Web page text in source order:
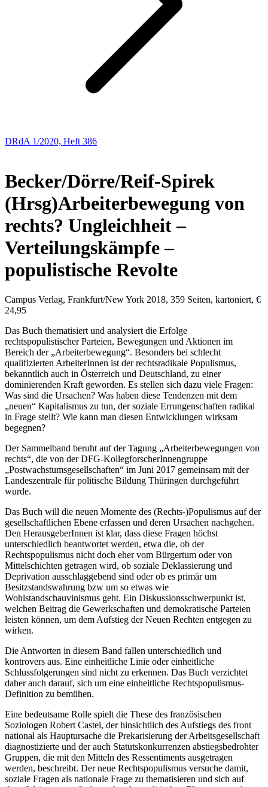
DRdA 1/2020, Heft 386
Becker/Dörre/Reif-Spirek
(Hrsg)Arbeiterbewegung von
rechts? Ungleichheit –
Verteilungskämpfe –
populistische Revolte
Campus Verlag, Frankfurt/New York 2018, 359 Seiten, kartoniert, €
24,95
Das Buch thematisiert und analysiert die Erfolge
rechtspopulistischer Parteien, Bewegungen und Aktionen im
Bereich der „Arbeiterbewegung“. Besonders bei schlecht
qualifizierten ArbeiterInnen ist der rechtsradikale Populismus,
bekanntlich auch in Österreich und Deutschland, zu einer
dominierenden Kraft geworden. Es stellen sich dazu viele Fragen:
Was sind die Ursachen? Was haben diese Tendenzen mit dem
„neuen“ Kapitalismus zu tun, der soziale Errungenschaften radikal
in Frage stellt? Wie kann man diesen Entwicklungen wirksam
begegnen?
Der Sammelband beruht auf der Tagung „Arbeiterbewegungen von
rechts“, die von der DFG-KollegforscherInnengruppe
„Postwachstumsgesellschaften“ im Juni 2017 gemeinsam mit der
Landeszentrale für politische Bildung Thüringen durchgeführt
wurde.
Das Buch will die neuen Momente des (Rechts-)Populismus auf der
gesellschaftlichen Ebene erfassen und deren Ursachen nachgehen.
Den HerausgeberInnen ist klar, dass diese Fragen höchst
unterschiedlich beantwortet werden, etwa die, ob der
Rechtspopulismus nicht doch eher vom Bürgertum oder von
Mittelschichten getragen wird, ob soziale Deklassierung und
Deprivation ausschlaggebend sind oder ob es primär um
Besitzstandswahrung bzw um so etwas wie
Wohlstandschauvinismus geht. Ein Diskussionsschwerpunkt ist,
welchen Beitrag die Gewerkschaften und demokratische Parteien
leisten können, um dem Aufstieg der Neuen Rechten entgegen zu
wirken.
Die Antworten in diesem Band fallen unterschiedlich und
kontrovers aus. Eine einheitliche Linie oder einheitliche
Schlussfolgerungen sind nicht zu erkennen. Das Buch verzichtet
daher auch darauf, sich um eine einheitliche Rechtspopulismus-
Definition zu bemühen.
Eine bedeutsame Rolle spielt die These des französischen
Soziologen Robert Castel, der hinsichtlich des Aufstiegs des front
national als Hauptursache die Prekarisierung der Arbeitsgesellschaft
diagnostizierte und der auch Statutskonkurrenzen abstiegsbedrohter
Gruppen, die mit den Mitteln des Ressentiments ausgetragen
werden, beschreibt. Der neue Rechtspopulismus versuche damit,
soziale Fragen als nationale Frage zu thematisieren und sich auf